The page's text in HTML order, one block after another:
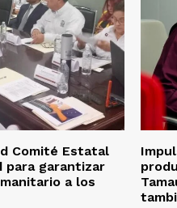
Comité Estatal
para garantizar
a los